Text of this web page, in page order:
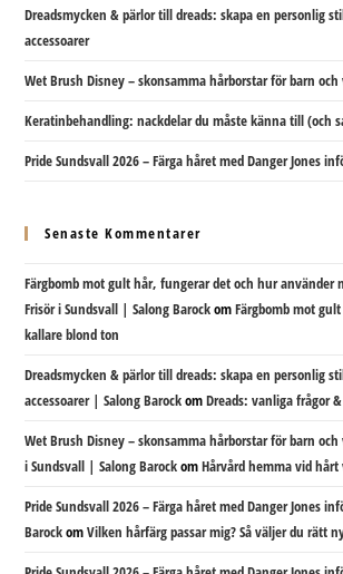
Dreadsmycken & pärlor till dreads: skapa en personlig
accessoarer
Wet Brush Disney – skonsamma hårborstar för barn
Keratinbehandling: nackdelar du måste känna till (och
Pride Sundsvall 2026 – Färga håret med Danger Jones
Senaste Kommentarer
Färgbomb mot gult hår, fungerar det och hur använder
Frisör i Sundsvall | Salong BarockomFärgbomb mot
kallare blond ton
Dreadsmycken & pärlor till dreads: skapa en personlig
accessoarer | Salong BarockomDreads: vanliga frågor
Wet Brush Disney – skonsamma hårborstar för barn
i Sundsvall | Salong BarockomHårvård hemma vid hårt
Pride Sundsvall 2026 – Färga håret med Danger Jones
BarockomVilken hårfärg passar mig? Så väljer du rätt